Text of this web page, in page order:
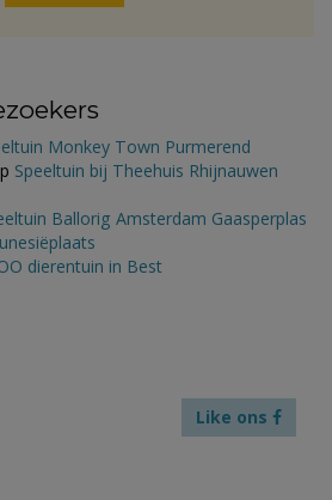
Monkey Town Purmerend
Speeltuin bij Theehuis Rhijnauwen
Ballorig Amsterdam Gaasperplas
dierentuin in Best
Like ons